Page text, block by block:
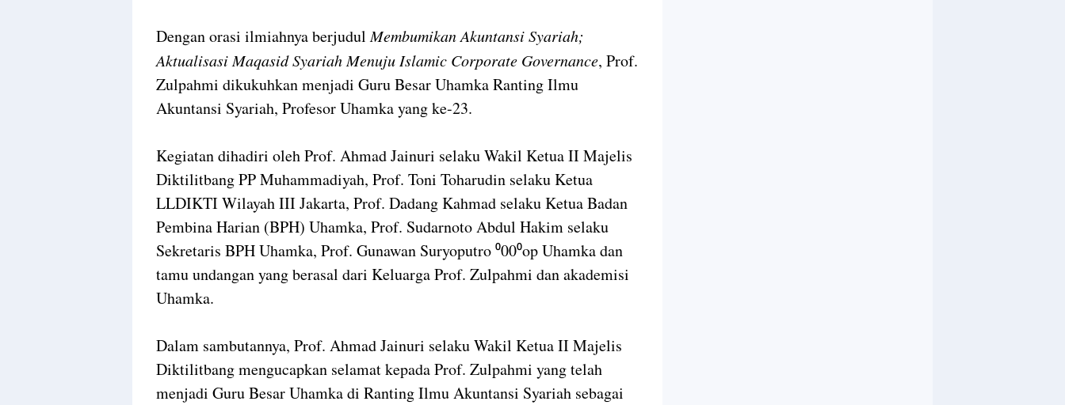
Dengan orasi ilmiahnya berjudulMembumikan Akuntansi Syariah;
Aktualisasi Maqasid Syariah Menuju Islamic Corporate Governance, Prof.
Zulpahmi dikukuhkan menjadi Guru Besar Uhamka Ranting Ilmu
Akuntansi Syariah, Profesor Uhamka yang ke-23.
Kegiatan dihadiri oleh Prof. Ahmad Jainuri selaku Wakil Ketua II Majelis
Diktilitbang PP Muhammadiyah, Prof. Toni Toharudin selaku Ketua
LLDIKTI Wilayah III Jakarta, Prof. Dadang Kahmad selaku Ketua Badan
Pembina Harian (BPH) Uhamka, Prof. Sudarnoto Abdul Hakim selaku
Sekretaris BPH Uhamka, Prof. Gunawan Suryoputro ⁰00⁰op Uhamka dan
tamu undangan yang berasal dari Keluarga Prof. Zulpahmi dan akademisi
Uhamka.
Dalam sambutannya, Prof. Ahmad Jainuri selaku Wakil Ketua II Majelis
Diktilitbang mengucapkan selamat kepada Prof. Zulpahmi yang telah
menjadi Guru Besar Uhamka di Ranting Ilmu Akuntansi Syariah sebagai